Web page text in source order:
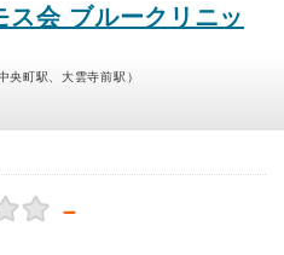
ス会 ブルークリニッ
央町駅、大雲寺前駅）
－